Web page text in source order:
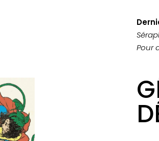
Pour